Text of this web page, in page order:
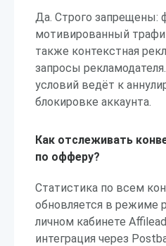
Да. Строго запрещены:
мотивированный
также контекстная
запросы
условий ведёт к
блокировке аккаунта.
Как отслеживать
по офферу?
Статистика по всем
обновляется в режиме
личном кабинете
интеграция через